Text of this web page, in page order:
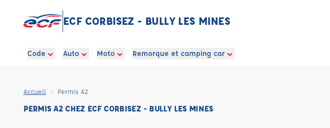
ECF CORBISEZ - BULLY LES MINES
Code Auto Moto Remorque et camping car
Accueil Permis A2
PERMIS A2 CHEZ ECF CORBISEZ - BULLY LES MINES